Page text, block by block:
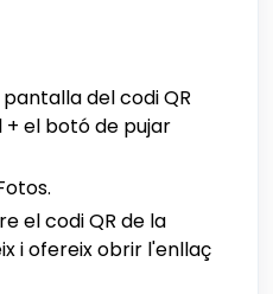
del codi QR
el botó de pujar
el codi QR de la
i ofereix obrir l'enllaç